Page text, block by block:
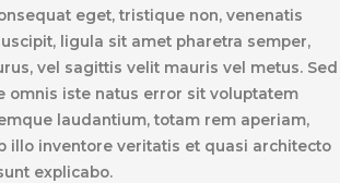
eget, tristique non, venenatis
ligula sit amet pharetra semper,
vel sagittis velit mauris vel metus. Sed
omnis iste natus error sit voluptatem
laudantium, totam rem aperiam,
illo inventore veritatis et quasi architecto
explicabo.